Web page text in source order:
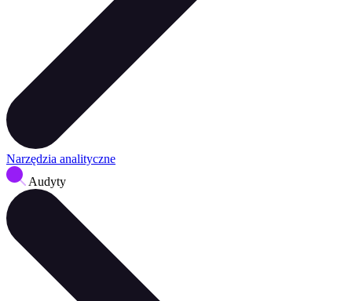
Narzędzia analityczne
Audyty